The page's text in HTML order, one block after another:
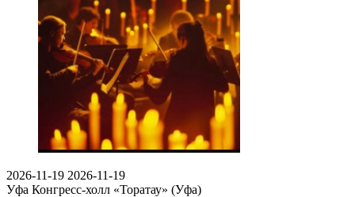
2026-11-19 2026-11-19
Уфа Конгресс-холл «Торатау» (Уфа)